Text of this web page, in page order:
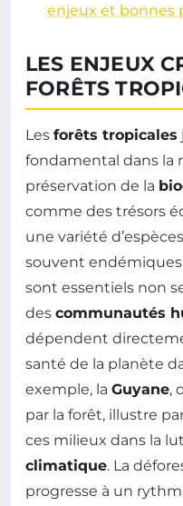
enjeux et bonnes
LES ENJEUX
FORÊTS
Les forêts tropicales
fondamental dans la
préservation de la
comme des trésors
une variété
souvent
sont essentiels non
des communautés
dépendent
santé de la planète
exemple, la Guyane,
par la forêt, illustre
ces milieux dans la
climatique. La
progresse à un